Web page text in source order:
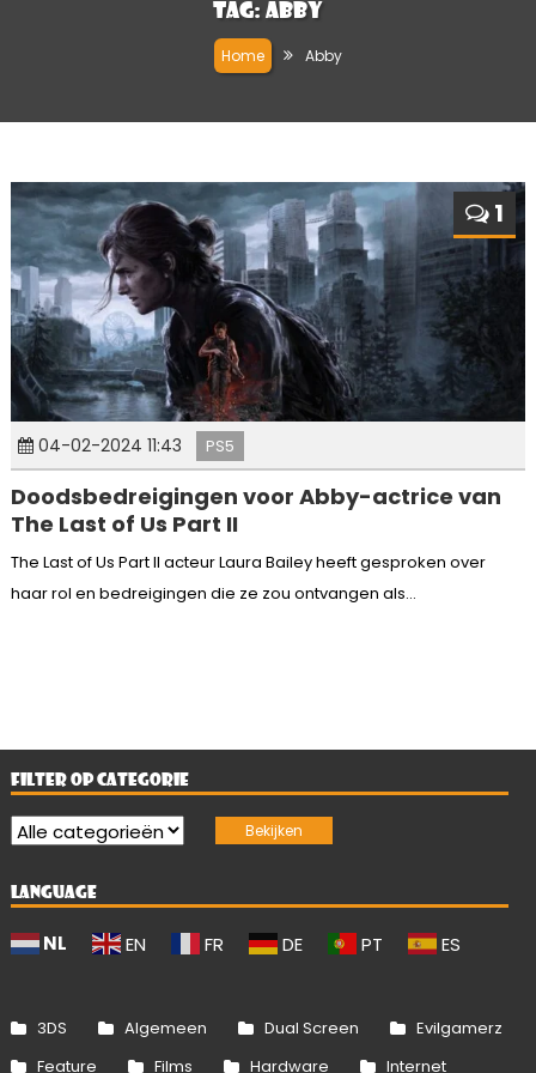
Tag: Abby
Home Abby
1
04-02-2024 11:43 PS5
Doodsbedreigingen voor Abby-actrice van
The Last of Us Part II
The Last of Us Part II acteur Laura Bailey heeft gesproken over
haar rol en bedreigingen die ze zou ontvangen als...
FILTER OP CATEGORIE
LANGUAGE
NL EN FR DE PT ES
3DS Algemeen Dual Screen
Evilgamerz
Feature
Films Hardware Internet